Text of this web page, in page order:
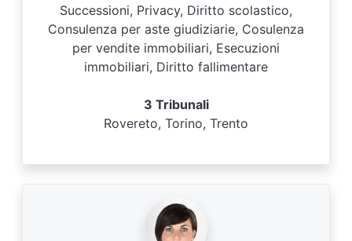
Successioni, Privacy, Diritto scolastico,
Consulenza per aste giudiziarie, Cosulenza
per vendite immobiliari, Esecuzioni
immobiliari, Diritto fallimentare
3 Tribunali
Rovereto, Torino, Trento